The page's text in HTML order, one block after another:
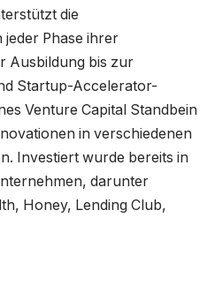
die
Phase ihrer
Ausbildung bis zur
Startup-Accelerator-
Venture Capital Standbein
in verschiedenen
Investiert wurde bereits in
darunter
Honey, Lending Club,